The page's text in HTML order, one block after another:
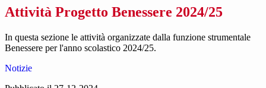
Attività Progetto Benessere 2024/25
In questa sezione le attività organizzate dalla funzione strumentale
Benessere per l'anno scolastico 2024/25.
Notizie